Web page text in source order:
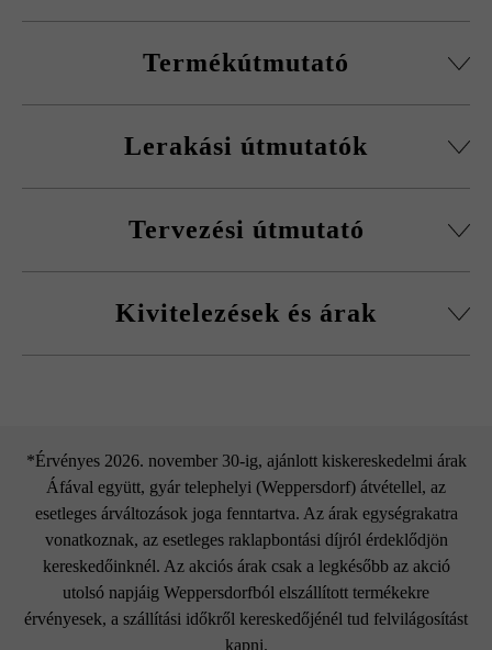
Termékútmutató
termék adatlapokat az építési tanácsok/szerviz menüpont
Lerakási útmutatók
lapokat, hogy természetes, egyenletes színhatást érjen el, és
kötőanyagként a Baumit plus termékek használatát
A magasságkülönbségeket elszíneződést nem okozó
műanyag kalapáccsal való kopogtatással azonnal ki kell
egyenlíteni.
Tervezési útmutató
A lap egyedileg használható fedlapként, burkolólapként,
Kivitelezések és árak
nélkül
*Érvényes 2026. november 30-ig, ajánlott kiskereskedelmi árak
Áfával együtt, gyár telephelyi (Weppersdorf) átvétellel, az
esetleges árváltozások joga fenntartva. Az árak egységrakatra
vonatkoznak, az esetleges raklapbontási díjról érdeklődjön
kereskedőinknél. Az akciós árak csak a legkésőbb az akció
utolsó napjáig Weppersdorfból elszállított termékekre
érvényesek, a szállítási időkről kereskedőjénél tud felvilágosítást
kapni.